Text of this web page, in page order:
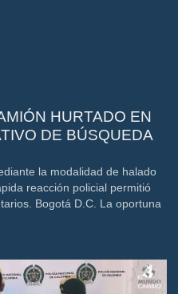
HURTADO EN
DE BÚSQUEDA
la modalidad de halado
reacción policial permitió
Bogotá D.C. La oportuna